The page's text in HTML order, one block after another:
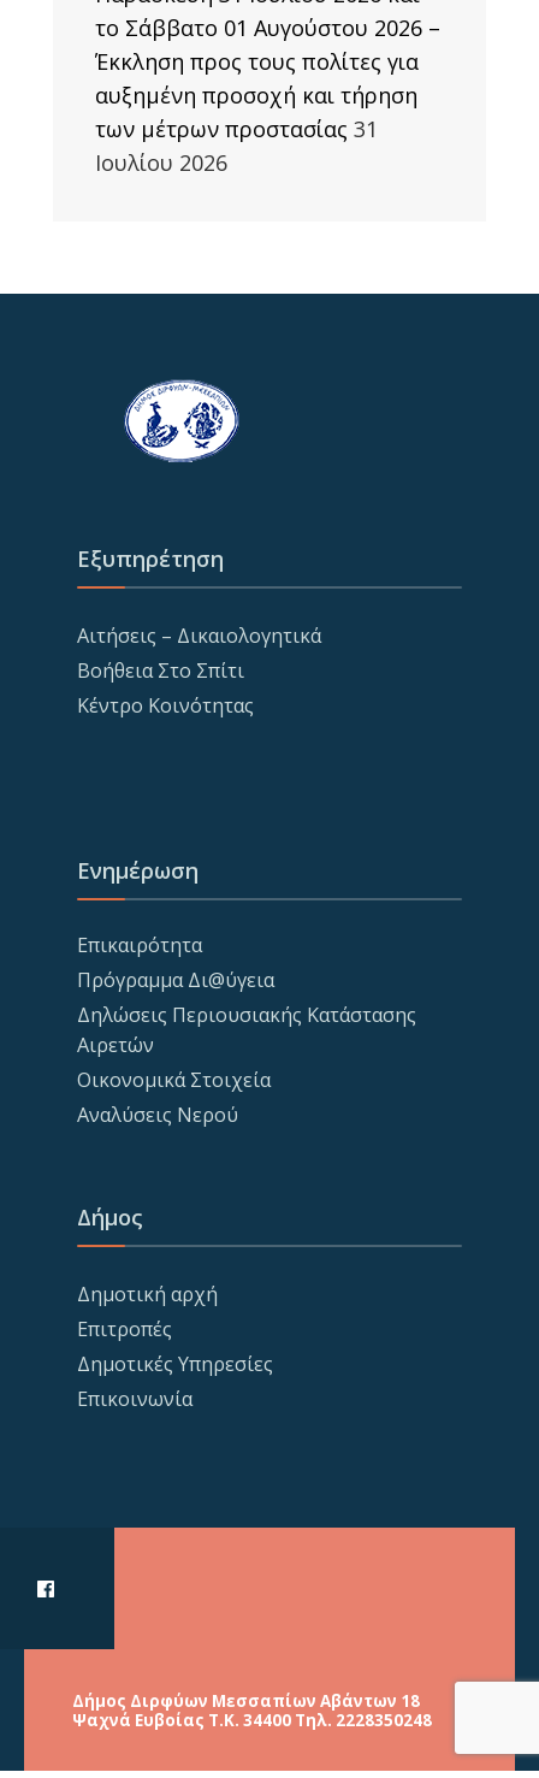
το Σάββατο 01 Αυγούστου 2026 –
Έκκληση προς τους πολίτες για
αυξημένη προσοχή και τήρηση
των μέτρων προστασίας 31
Ιουλίου 2026
Εξυπηρέτηση
Αιτήσεις – Δικαιολογητικά
Βοήθεια Στο Σπίτι
Κέντρο Κοινότητας
Ενημέρωση
Επικαιρότητα
Πρόγραμμα Δι@ύγεια
Δηλώσεις Περιουσιακής Κατάστασης
Αιρετών
Οικονομικά Στοιχεία
Αναλύσεις Νερού
Δήμος
Δημοτική αρχή
Επιτροπές
Δημοτικές Υπηρεσίες
Επικοινωνία
Δήμος Διρφύων Μεσσαπίων Αβάντων 18
Ψαχνά Ευβοίας Τ.Κ. 34400 Τηλ. 2228350248